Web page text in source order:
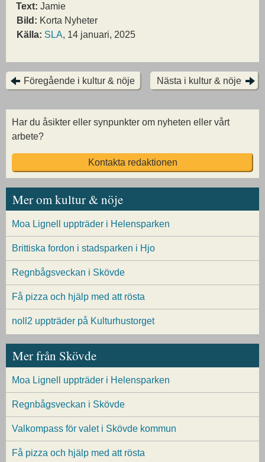
Text: Jamie
Bild: Korta Nyheter
Källa: SLA, 14 januari, 2025
Föregående i kultur & nöje Nästa i kultur & nöje
Har du åsikter eller synpunkter om nyheten eller vårt
arbete?
Kontakta redaktionen
Mer om kultur & nöje
Moa Lignell uppträder i Helensparken
Brittiska fordon i stadsparken i Hjo
Regnbågsveckan i Skövde
Få pizza och hjälp med att rösta
noll2 uppträder på Kulturhustorget
Mer från Skövde
Moa Lignell uppträder i Helensparken
Regnbågsveckan i Skövde
Valkompass för valet i Skövde kommun
Få pizza och hjälp med att rösta